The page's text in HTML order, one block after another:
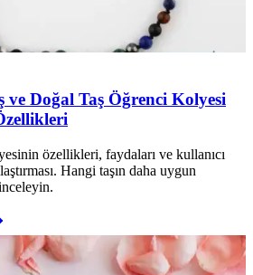
ve Doğal Taş Öğrenci Kolyesi
özellikleri, faydaları ve kullanıcı
Hangi taşın daha uygun